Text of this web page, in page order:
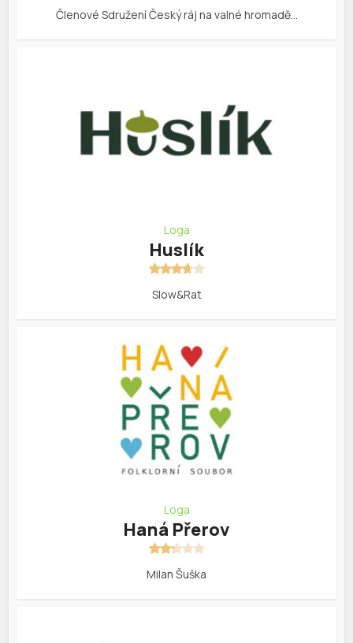
Členové Sdružení Český ráj na valné hromadě…
Loga
Huslík
Slow&Rat
Loga
Haná Přerov
Milan Šuška